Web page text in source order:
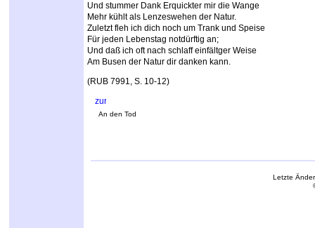
Und stummer Dank Erquickter mir die Wange
Mehr kühlt als Lenzeswehen der Natur.
Zuletzt fleh ich dich noch um Trank und Speise
Für jeden Lebenstag notdürftig an;
Und daß ich oft nach schlaff einfältger Weise
Am Busen der Natur dir danken kann.
(RUB 7991, S. 10-12)
An den Tod
Letzte